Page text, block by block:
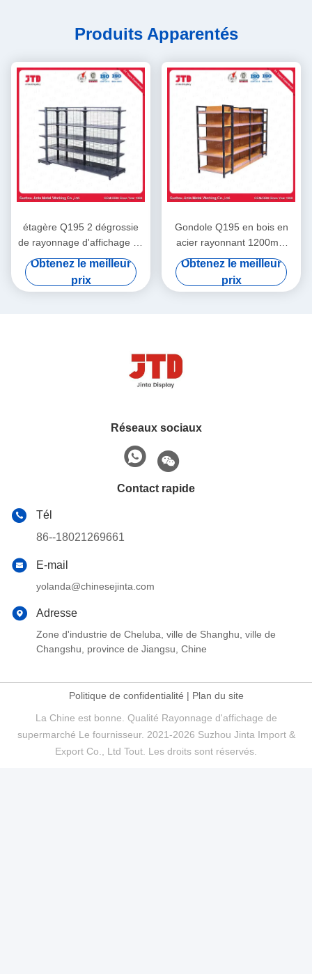
Produits Apparentés
étagère Q195 2 dégrossie
de rayonnage d'affichage de
gondole de 900mm 1500mm
Obtenez le meilleur
prix
Gondole Q195 en bois en
acier rayonnant 1200mm
1800mm étagère de
Obtenez le meilleur
prix
Réseaux sociaux
Contact rapide
Tél
86--18021269661
E-mail
yolanda@chinesejinta.com
Adresse
Zone d'industrie de Cheluba, ville de Shanghu, ville de
Changshu, province de Jiangsu, Chine
Politique de confidentialité | Plan du site
La Chine est bonne. Qualité Rayonnage d'affichage de
supermarché Le fournisseur. 2021-2026 Suzhou Jinta Import &
Export Co., Ltd Tout. Les droits sont réservés.